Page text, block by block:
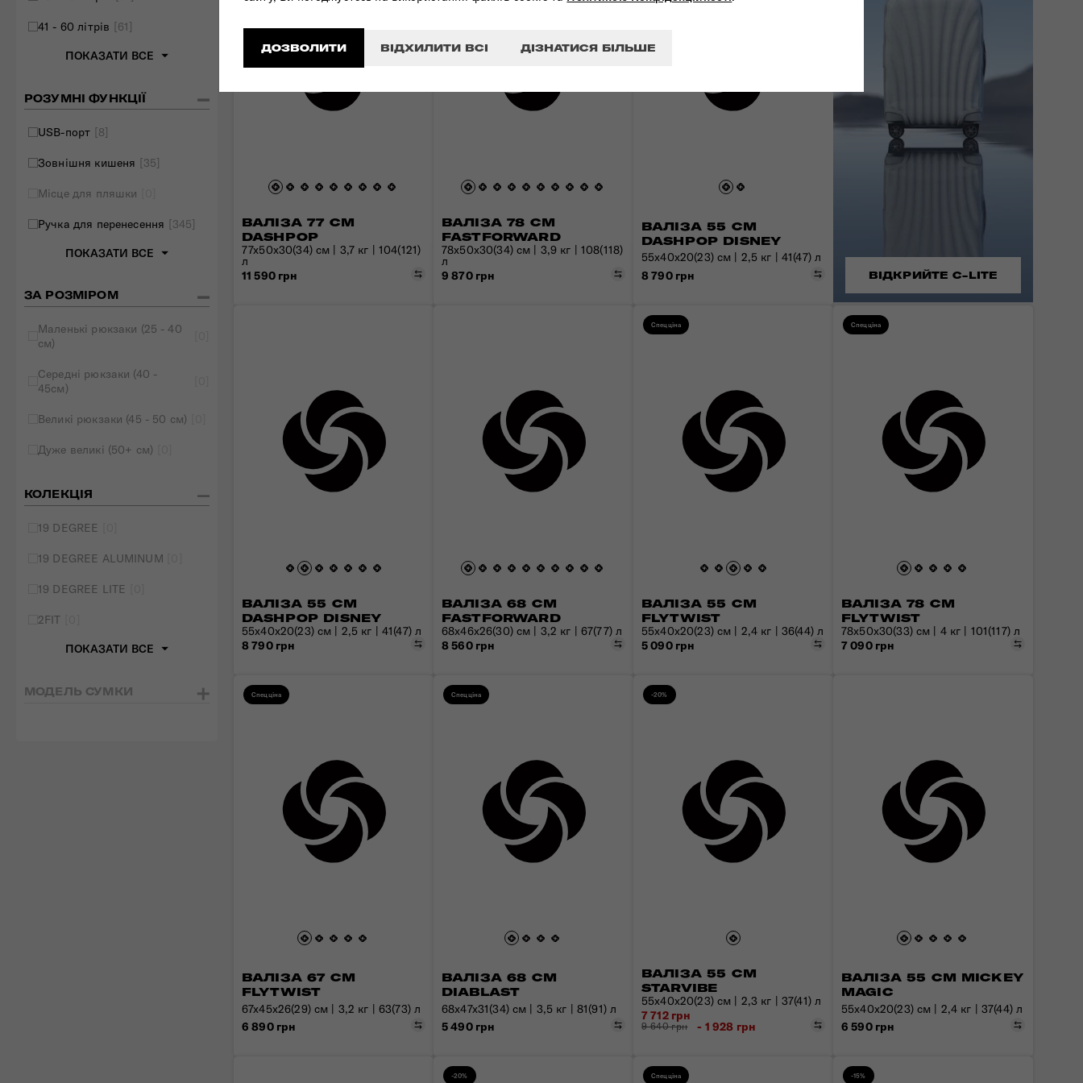
ДОЗВОЛИТИ ВІДХИЛИТИ ВСІ ДІЗНАТИСЯ БІЛЬШЕ
МОДЕЛЬ СУМКИ
41 - 60 літрів [61]
ПОКАЗАТИ ВСЕ
РОЗУМНІ ФУНКЦІЇ
USB-порт [8]
Зовнішня кишеня [35]
Місце для пляшки
Ручка для перенесення [345]
ПОКАЗАТИ ВСЕ
ЗА РОЗМІРОМ
Маленькі рюкзаки (25 - 40
см)
Середні рюкзаки (40 -
45см)
Великі рюкзаки (45 - 50 см)
Дуже великі (50+ см)
КОЛЕКЦІЯ
19 DEGREE
19 DEGREE ALUMINUM
19 DEGREE LITE
2FIT
ПОКАЗАТИ ВСЕ
ВАЛІЗА 77 СМ
DASHPOP
Порівняти
77x50x30(34) см | 3,7 кг | 104(121)
л
11 590 грн
ВАЛІЗА 78 СМ
FASTFORWARD
Порівняти
78x50x30(34) см | 3,9 кг | 108(118)
л
9 870 грн
ВАЛІЗА 55 СМ
DASHPOP DISNEY
Порівняти
55x40x20(23) см | 2,5 кг | 41(47) л
8 790 грн
ВАЛІЗА 55 СМ
DASHPOP DISNEY
Порівняти
55x40x20(23) см | 2,5 кг | 41(47) л
8 790 грн
ВАЛІЗА 68 СМ
FASTFORWARD
Порівняти
68x46x26(30) см | 3,2 кг | 67(77) л
8 560 грн
Спецціна
ВАЛІЗА 55 СМ
FLYTWIST
Порівняти
55х40х20(23) см | 2,4 кг | 36(44) л
5 090 грн
Спецціна
ВАЛІЗА 78 СМ
FLYTWIST
78x50x30(33) см | 4 кг | 101(117) л
7 090 грн
Спецціна
ВАЛІЗА 67 СМ
FLYTWIST
Порівняти
67x45x26(29) см | 3,2 кг | 63(73) л
6 890 грн
Спецціна
ВАЛІЗА 68 СМ
DIABLAST
Порівняти
68x47x31(34) см | 3,5 кг | 81(91) л
5 490 грн
-20%
ВАЛІЗА 55 СМ
STARVIBE
Порівняти
55x40x20(23) см | 2,3 кг | 37(41) л
7 712 грн
9 640 грн - 1 928 грн
ВАЛІЗА 55 СМ MICKEY
MAGIC
55x40x20(23) см | 2,4 кг | 37(44) л
6 590 грн
-20% Спецціна -15%
ВІДКРИЙТЕ C-LITE